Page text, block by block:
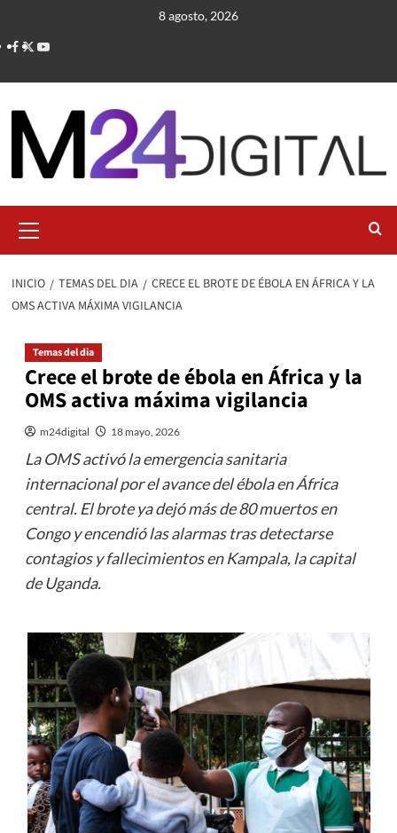
contenido
8 agosto, 2026
primario
INICIO TEMAS DEL DIA
CRECE EL BROTE DE ÉBOLA EN ÁFRICA Y LA
OMS ACTIVA MÁXIMA VIGILANCIA
Temas del dia
Crece el brote de ébola en África y la
OMS activa máxima vigilancia
m24digital 18 mayo, 2026
La OMS activó la emergencia sanitaria
internacional por el avance del ébola en África
central. El brote ya dejó más de 80 muertos en
Congo y encendió las alarmas tras detectarse
contagios y fallecimientos en Kampala, la capital
de Uganda.